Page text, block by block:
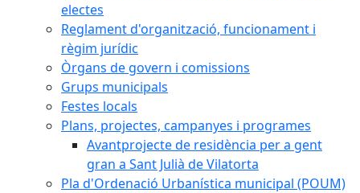
electes
Reglament d'organització, funcionament i
règim jurídic
Òrgans de govern i comissions
Grups municipals
Festes locals
Plans, projectes, campanyes i programes
Avantprojecte de residència per a gent
gran a Sant Julià de Vilatorta
Pla d'Ordenació Urbanística municipal (POUM)